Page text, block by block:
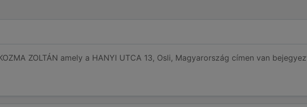
ZOLTÁN amely a HANYI UTCA 13, Osli, Magyarország címen van